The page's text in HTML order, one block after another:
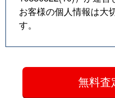
お客様の個人情報は大
す。